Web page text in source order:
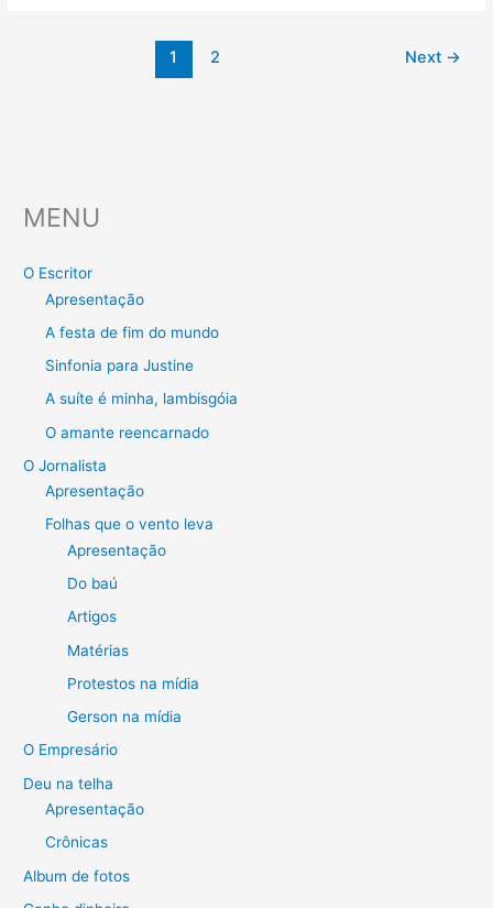
1 2 Next →
MENU
O Escritor
Apresentação
A festa de fim do mundo
Sinfonia para Justine
A suíte é minha, lambisgóia
O amante reencarnado
O Jornalista
Apresentação
Folhas que o vento leva
Apresentação
Do baú
Artigos
Matérias
Protestos na mídia
Gerson na mídia
O Empresário
Deu na telha
Apresentação
Crônicas
Album de fotos